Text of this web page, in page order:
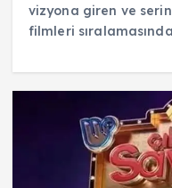
vizyona giren ve
filmleri